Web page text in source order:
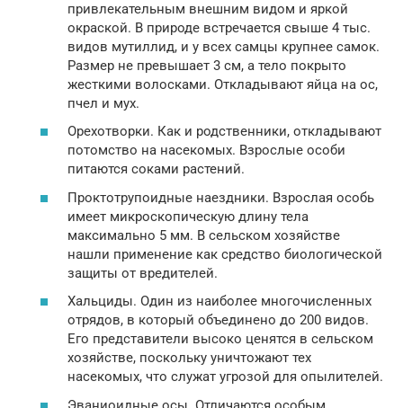
привлекательным внешним видом и яркой
окраской. В природе встречается свыше 4 тыс.
видов мутиллид, и у всех самцы крупнее самок.
Размер не превышает 3 см, а тело покрыто
жесткими волосками. Откладывают яйца на ос,
пчел и мух.
Орехотворки. Как и родственники, откладывают
потомство на насекомых. Взрослые особи
питаются соками растений.
Проктотрупоидные наездники. Взрослая особь
имеет микроскопическую длину тела
максимально 5 мм. В сельском хозяйстве
нашли применение как средство биологической
защиты от вредителей.
Хальциды. Один из наиболее многочисленных
отрядов, в который объединено до 200 видов.
Его представители высоко ценятся в сельском
хозяйстве, поскольку уничтожают тех
насекомых, что служат угрозой для опылителей.